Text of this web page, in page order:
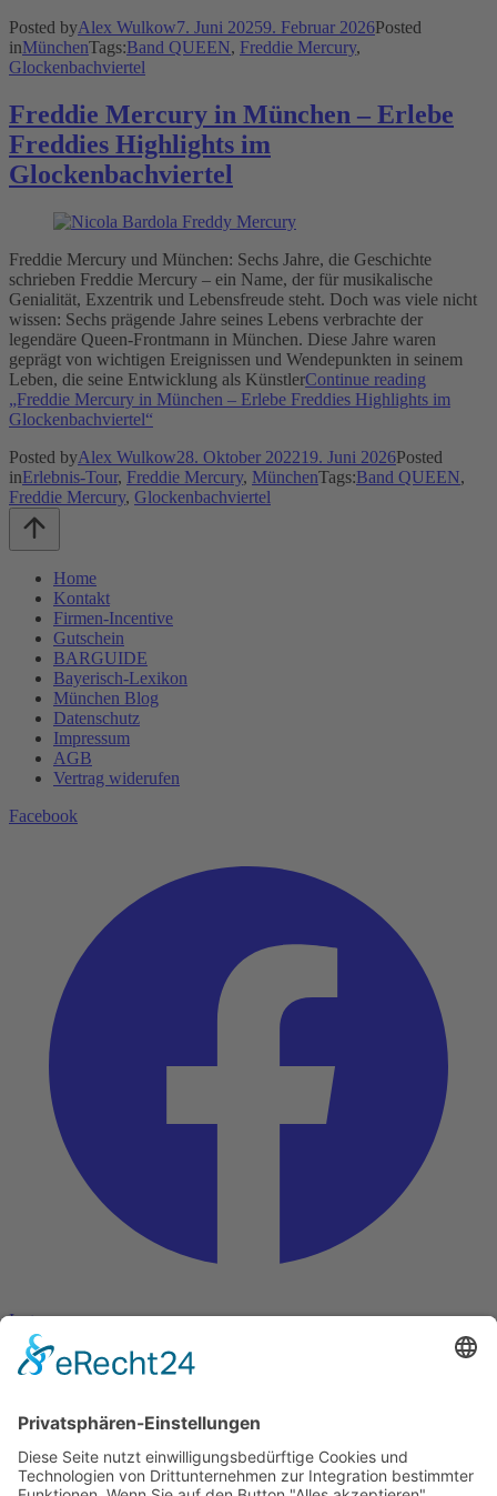
Posted byAlex Wulkow7. Juni 20259. Februar 2026Posted
inMünchenTags:Band QUEEN, Freddie Mercury,
Glockenbachviertel
Freddie Mercury in München – Erlebe
Freddies Highlights im
Glockenbachviertel
Freddie Mercury und München: Sechs Jahre, die Geschichte
schrieben Freddie Mercury – ein Name, der für musikalische
Genialität, Exzentrik und Lebensfreude steht. Doch was viele nicht
wissen: Sechs prägende Jahre seines Lebens verbrachte der
legendäre Queen-Frontmann in München. Diese Jahre waren
geprägt von wichtigen Ereignissen und Wendepunkten in seinem
Leben, die seine Entwicklung als KünstlerContinue reading
„Freddie Mercury in München – Erlebe Freddies Highlights im
Glockenbachviertel“
Posted byAlex Wulkow28. Oktober 202219. Juni 2026Posted
inErlebnis-Tour, Freddie Mercury, MünchenTags:Band QUEEN,
Freddie Mercury, Glockenbachviertel
Home
Kontakt
Firmen-Incentive
Gutschein
BARGUIDE
Bayerisch-Lexikon
München Blog
Datenschutz­
Impressum
AGB
Vertrag widerufen
Facebook
Instagram